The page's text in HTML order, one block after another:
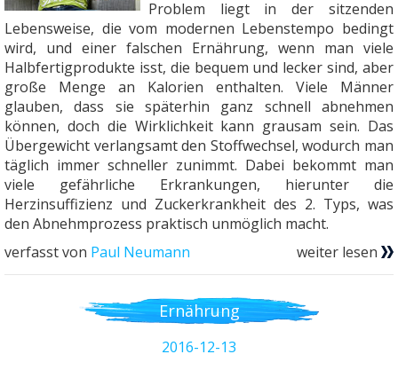
Problem liegt in der sitzenden
Lebensweise, die vom modernen Lebenstempo bedingt
wird, und einer falschen Ernährung, wenn man viele
Halbfertigprodukte isst, die bequem und lecker sind, aber
große Menge an Kalorien enthalten. Viele Männer
glauben, dass sie späterhin ganz schnell abnehmen
können, doch die Wirklichkeit kann grausam sein. Das
Übergewicht verlangsamt den Stoffwechsel, wodurch man
täglich immer schneller zunimmt. Dabei bekommt man
viele gefährliche Erkrankungen, hierunter die
Herzinsuffizienz und Zuckerkrankheit des 2. Typs, was
den Abnehmprozess praktisch unmöglich macht.
verfasst von Paul Neumann weiter lesen
Ernährung
2016-12-13